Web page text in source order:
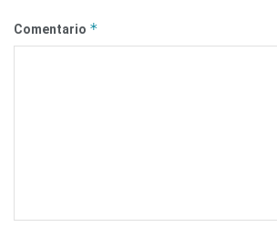
Comentario *